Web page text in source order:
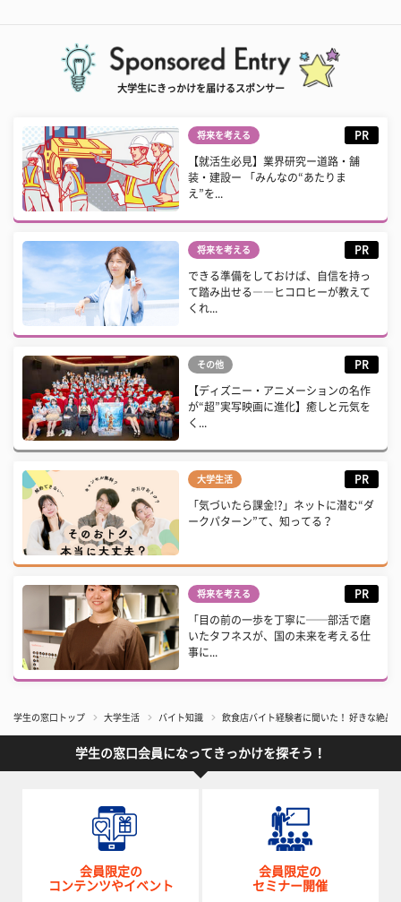
大学生にきっかけを届けるスポンサー
将来を考える PR
【就活生必見】業界研究ー道路・舗
装・建設ー 「みんなの“あたりま
え”を...
将来を考える PR
できる準備をしておけば、自信を持っ
て踏み出せる――ヒコロヒーが教えて
くれ...
その他 PR
【ディズニー・アニメーションの名作
が“超”実写映画に進化】癒しと元気を
く...
大学生活 PR
「気づいたら課金!?」ネットに潜む“ダ
ークパターン”て、知ってる？
将来を考える PR
「目の前の一歩を丁寧に──部活で磨
いたタフネスが、国の未来を考える仕
事に...
学生の窓口トップ 大学生活 バイト知識 飲食店バイト経験者に聞いた！ 好きな絶品
学生の窓口会員になってきっかけを探そう！
会員限定の
コンテンツやイベント
会員限定の
セミナー開催